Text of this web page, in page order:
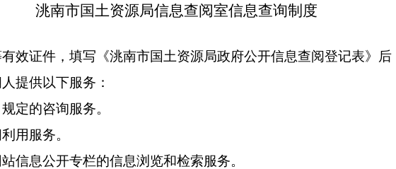
洮南市国土资源局信息查阅室信息查询制度
效证件，填写《洮南市国土资源局政府公开信息查阅登记表》后
提供以下服务：
定的咨询服务。
用服务。
信息公开专栏的信息浏览和检索服务。